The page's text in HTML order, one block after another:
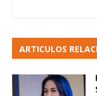
ARTICULOS